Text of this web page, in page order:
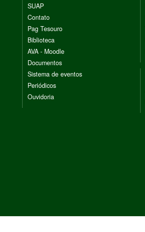
SUAP
Contato
Pag Tesouro
Biblioteca
AVA - Moodle
Documentos
Sistema de eventos
Periódicos
Ouvidoria